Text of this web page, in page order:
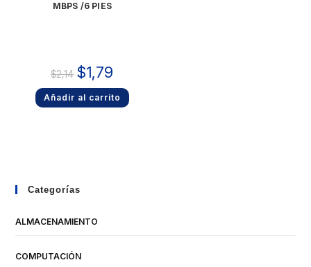
MBPS /6 PIES
$2,14 $1,79
Añadir al carrito
Categorías
ALMACENAMIENTO
COMPUTACIÓN